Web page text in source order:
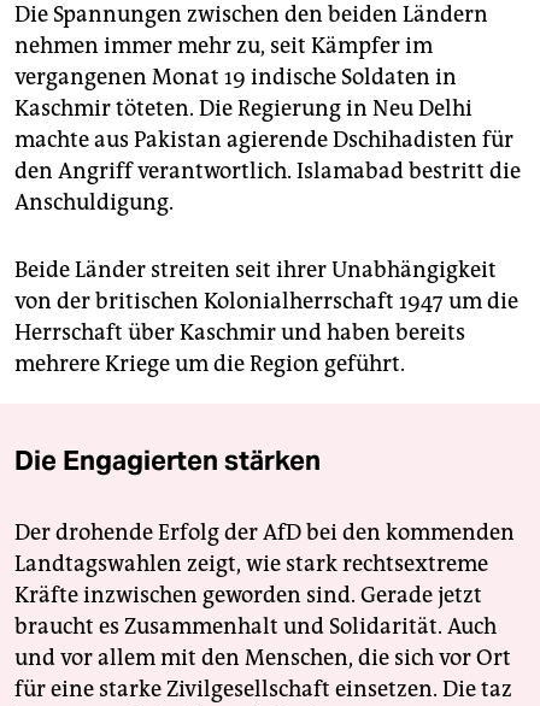
Die Spannungen zwischen den beiden Ländern
nehmen immer mehr zu, seit Kämpfer im
vergangenen Monat 19 indische Soldaten in
Kaschmir töteten. Die Regierung in Neu Delhi
machte aus Pakistan agierende Dschihadisten für
den Angriff verantwortlich. Islamabad bestritt die
Anschuldigung.
Beide Länder streiten seit ihrer Unabhängigkeit
von der britischen Kolonialherrschaft 1947 um die
Herrschaft über Kaschmir und haben bereits
mehrere Kriege um die Region geführt.
Die Engagierten stärken
Der drohende Erfolg der AfD bei den kommenden
Landtagswahlen zeigt, wie stark rechtsextreme
Kräfte inzwischen geworden sind. Gerade jetzt
braucht es Zusammenhalt und Solidarität. Auch
und vor allem mit den Menschen, die sich vor Ort
für eine starke Zivilgesellschaft einsetzen. Die taz